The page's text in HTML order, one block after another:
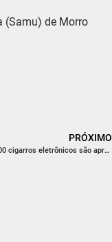
(Samu) de Morro
PRÓXIMO
Arma de fogo com numeração suprimida e 200 cigarros eletrônicos são apreendidos pela PM